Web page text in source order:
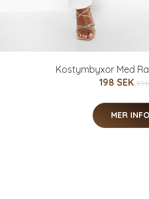
Kostymbyxor Med
198 SEK
MER